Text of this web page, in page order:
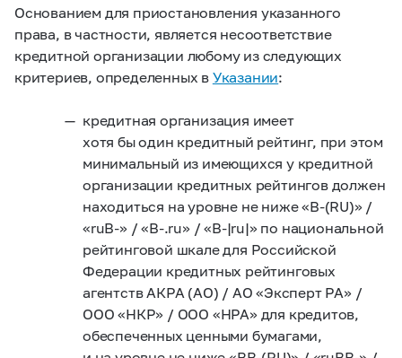
Основанием для приостановления указанного
права, в частности, является несоответствие
кредитной организации любому из следующих
критериев, определенных в Указании:
кредитная организация имеет
хотя бы один кредитный рейтинг, при этом
минимальный из имеющихся у кредитной
организации кредитных рейтингов должен
находиться на уровне не ниже «B-(RU)» /
«ruB-» / «B-.ru» / «B-|ru|» по национальной
рейтинговой шкале для Российской
Федерации кредитных рейтинговых
агентств АКРА (АО) / АО «Эксперт РА» /
ООО «НКР» / ООО «НРА» для кредитов,
обеспеченных ценными бумагами,